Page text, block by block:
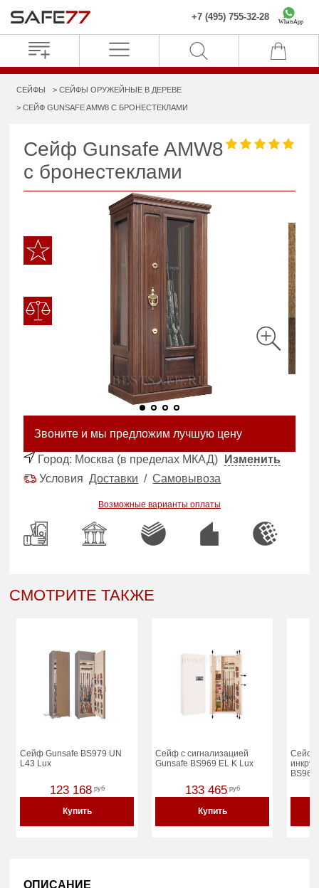
+7 (495) 755-32-28 WhatsApp
СЕЙФЫ СЕЙФЫ ОРУЖЕЙНЫЕ В ДЕРЕВЕ
СЕЙФ GUNSAFE AMW8 С БРОНЕСТЕКЛАМИ
Сейф Gunsafe AMW8
с бронестеклами
Звоните и мы предложим лучшую цену
Город: Москва (в пределах МКАД)
Изменить
УсловияДоставки /Самовывоза
Возможные варианты оплаты
СМОТРИТЕ ТАКЖЕ
Сейф Gunsafe BS979 UN
L43 Lux
123 168 руб
Купить
Сейф с сигнализацией
Gunsafe BS969 EL K Lux
133 465 руб
Купить
Сейф
ОПИСАНИЕ